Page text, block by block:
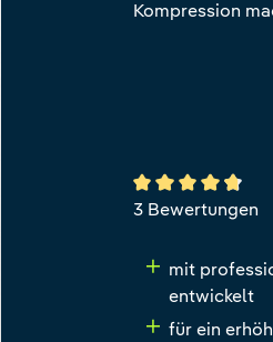
Kompression
3 Bewertungen
mit
entwickelt
für ein